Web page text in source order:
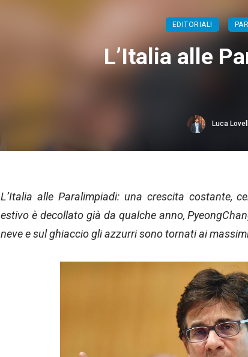
EDITORIALI
L’Italia alle
Luca
L’Italia alle Paralimpiadi: una crescita costante,
estivo è decollato già da qualche anno,
neve e sul ghiaccio gli azzurri sono tornati ai